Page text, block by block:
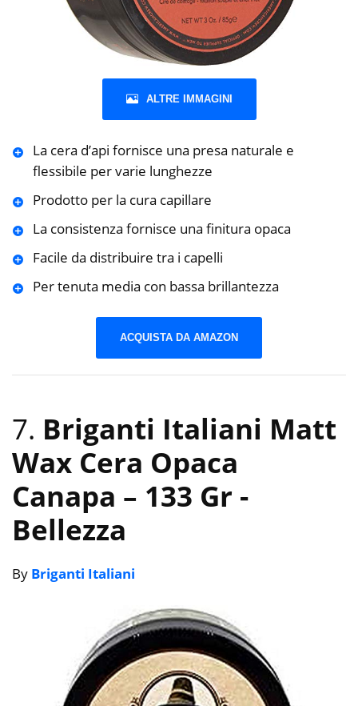
ALTRE IMMAGINI
La cera d’api fornisce una presa naturale e
flessibile per varie lunghezze
Prodotto per la cura capillare
La consistenza fornisce una finitura opaca
Facile da distribuire tra i capelli
Per tenuta media con bassa brillantezza
ACQUISTA DA AMAZON
7. Briganti Italiani Matt
Wax Cera Opaca
Canapa – 133 Gr -
Bellezza
By Briganti Italiani